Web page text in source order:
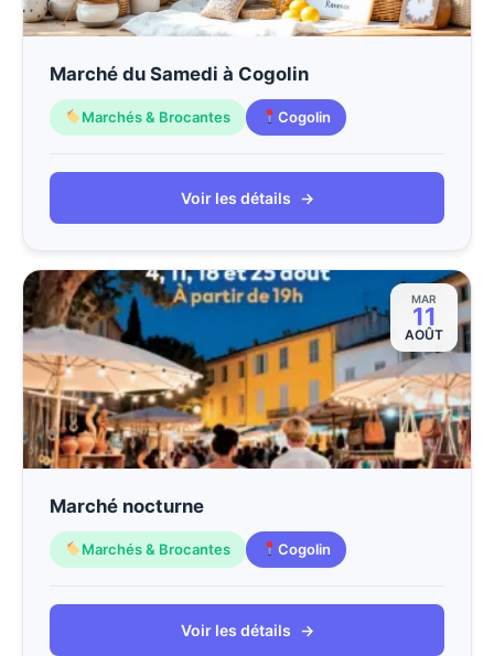
Marché du Samedi à Cogolin
Marchés & Brocantes Cogolin
Voir les détails →
MAR
11
AOÛT
Marché nocturne
Marchés & Brocantes Cogolin
Voir les détails →